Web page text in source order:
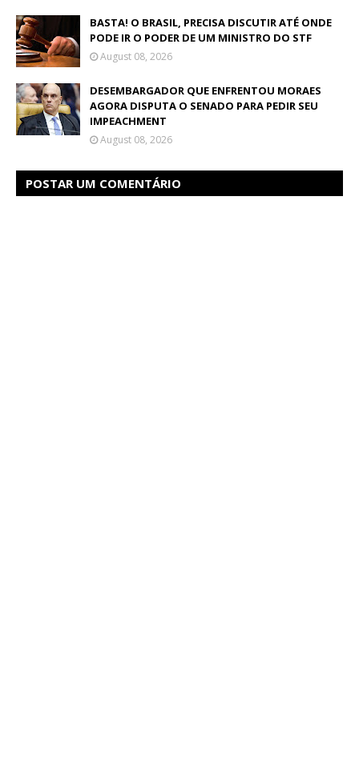
BASTA! O BRASIL, PRECISA DISCUTIR ATÉ ONDE
PODE IR O PODER DE UM MINISTRO DO STF
August 08, 2026
DESEMBARGADOR QUE ENFRENTOU MORAES
AGORA DISPUTA O SENADO PARA PEDIR SEU
IMPEACHMENT
August 08, 2026
POSTAR UM COMENTÁRIO